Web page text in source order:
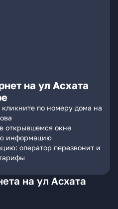
на ул Асхата
по номеру дома на
открывшемся окне
информацию
оператор перезвонит и
на ул Асхата